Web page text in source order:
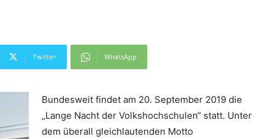
Twitter WhatsApp
Bundesweit findet am 20. September 2019 die
„Lange Nacht der Volkshochschulen“ statt. Unter
dem überall gleichlautenden Motto